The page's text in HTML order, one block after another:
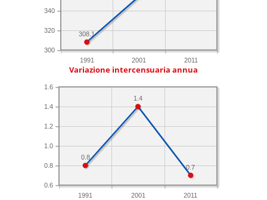
1991 2001 2011
300
320
340
308.1
Variazione intercensuaria annua
1991 2001 2011
0.6
0.8
1.0
1.2
1.4
1.6
0.7
1.4
0.8